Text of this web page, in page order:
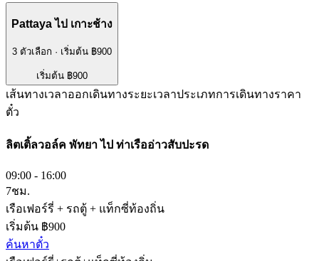
Pattayaไป เกาะช้าง
3 ตัวเลือก · เริ่มต้น ฿900
เริ่มต้น ฿900
เส้นทางเวลาออกเดินทางระยะเวลาประเภทการเดินทางราคา
ตั๋ว
ลิตเติ้ลวอล์ค พัทยาไป ท่าเรืออ่าวสับปะรด
09:00 - 16:00
7ชม.
เรือเฟอร์รี่ + รถตู้ + แท็กซี่ท้องถิ่น
เริ่มต้น ฿900
ค้นหาตั๋ว